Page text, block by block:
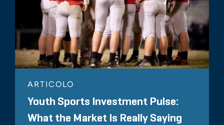
ARTICOLO
Youth Sports Investment Pulse:
What the Market Is Really Saying